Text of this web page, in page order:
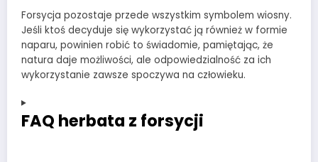
Forsycja pozostaje przede wszystkim symbolem wiosny.
Jeśli ktoś decyduje się wykorzystać ją również w formie
naparu, powinien robić to świadomie, pamiętając, że
natura daje możliwości, ale odpowiedzialność za ich
wykorzystanie zawsze spoczywa na człowieku.
FAQ herbata z forsycji